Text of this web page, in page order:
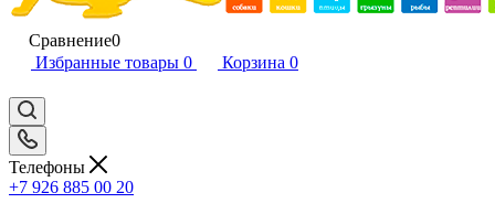
Сравнение0
Избранные товары 0 Корзина 0
Телефоны
+7 926 885 00 20